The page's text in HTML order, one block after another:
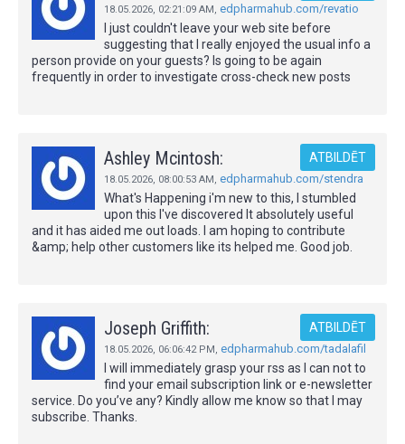
18.05.2026, 02:21:09 AM, edpharmahub.com/revatio
I just couldn't leave your web site before
suggesting that I really enjoyed the usual info a
person provide on your guests? Is going to be again
frequently in order to investigate cross-check new posts
Ashley Mcintosh:
18.05.2026, 08:00:53 AM, edpharmahub.com/stendra
ATBILDĒT
What's Happening i'm new to this, I stumbled
upon this I've discovered It absolutely useful
and it has aided me out loads. I am hoping to contribute
&amp; help other customers like its helped me. Good job.
Joseph Griffith:
18.05.2026, 06:06:42 PM, edpharmahub.com/tadalafil
ATBILDĒT
I will immediately grasp your rss as I can not to
find your email subscription link or e-newsletter
service. Do you’ve any? Kindly allow me know so that I may
subscribe. Thanks.